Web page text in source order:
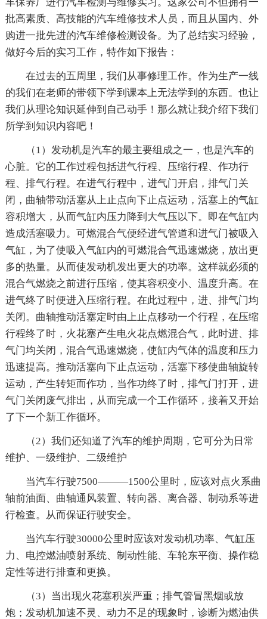
批高素质、高技能的汽车维修技术人员，而且从国内、外
购进一批先进的汽车维修检测设备。为了总结实习经验，
做好今后的实习工作，特作如下报告：
在过去的五周里，我们从事修理工作。作为生产一线
的我们在老师的带领下学到课本上无法学到的东西。也让
我们从理论知识延伸到自己动手！那么就让我介绍下我们
所学到知识内容吧！
（1）发动机是汽车的最主要组成之一，也是汽车的
心脏。它的工作过程包括进气行程、压缩行程、作功行
程、排气行程。在进气行程中，进气门开启，排气门关
闭，曲轴带动活塞从上止点向下止点运动，活塞上的气缸
容积增大，从而气缸内压力降到大气压以下。即在气缸内
造成活塞吸力。可燃混合气便经进气管道和进气门被吸入
气缸，为了使吸入气缸内的可燃混合气迅速燃烧，放出更
多的热量。从而使发动机发出更大的功率。这样就必须的
混合气燃烧之前进行压缩，使其容积变小、温度升高。在
进气终了时便进入压缩行程。在此过程中，进、排气门均
关闭。曲轴推动活塞定时由上止点移动一个行程，在压缩
行程终了时，火花塞产生电火花点燃混合气，此时进、排
气门均关闭，混合气迅速燃烧，使缸内气体的温度和压力
迅速提高。推动活塞向下止点运动，活塞下移使曲轴旋转
运动，产生转矩而作功，当作功终了时，排气门打开，进
气门关闭废气排出，从而完成一个工作循环，接着又开始
了下一个新工作循环。
（2）我们还知道了汽车的维护周期，它可分为日常
维护、一级维护、二级维护
当汽车行驶7500———1500公里时，应该对点火系曲
轴前油面、曲轴通风装置、转向器、离合器、制动系等进
行检查。从而保证行驶安全。
当汽车行驶30000公里时应该对发动机功率、气缸压
力、电控燃油喷射系统、制动性能、车轮东平衡、操作稳
定性等进行排查和更换。
（3）当出现火花塞积炭严重；排气管冒黑烟或放
炮；发动机加速不灵、动力不足的现象时，诊断为燃油供